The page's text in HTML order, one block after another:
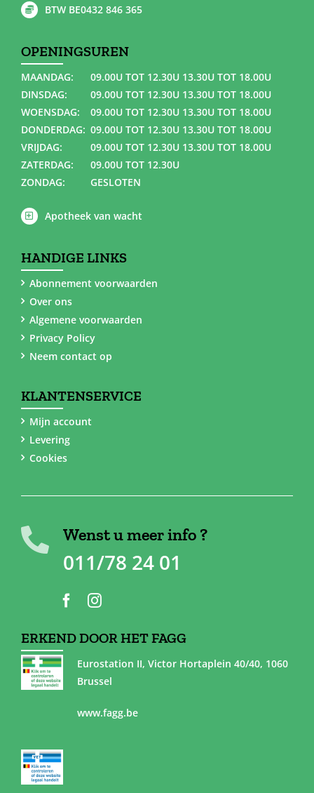
BTW BE0432 846 365
OPENINGSUREN
MAANDAG:
09.00U TOT 12.30U 13.30U TOT 18.00U
DINSDAG:
09.00U TOT 12.30U 13.30U TOT 18.00U
WOENSDAG:
09.00U TOT 12.30U 13.30U TOT 18.00U
DONDERDAG: 09.00U TOT 12.30U 13.30U TOT 18.00U
VRIJDAG:
09.00U TOT 12.30U 13.30U TOT 18.00U
ZATERDAG:
09.00U TOT 12.30U
ZONDAG:
GESLOTEN
Apotheek van wacht
HANDIGE LINKS
Abonnement voorwaarden
Over ons
Algemene voorwaarden
Privacy Policy
Neem contact op
KLANTENSERVICE
Mijn account
Levering
Cookies
Wenst u meer info ?
011/78 24 01
ERKEND DOOR HET FAGG
Eurostation II, Victor Hortaplein 40/40, 1060
Brussel
www.fagg.be